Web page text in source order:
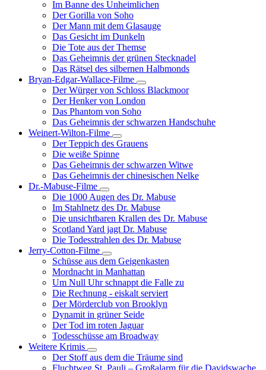
Im Banne des Unheimlichen
Der Gorilla von Soho
Der Mann mit dem Glasauge
Das Gesicht im Dunkeln
Die Tote aus der Themse
Das Geheimnis der grünen Stecknadel
Das Rätsel des silbernen Halbmonds
Bryan-Edgar-Wallace-Filme
Unternavigation
von
Bryan-
Wallace-
Der Würger von Schloss Blackmoor
Der Henker von London
Das Phantom von Soho
Das Geheimnis der schwarzen Handschuhe
Weinert-Wilton-Filme
Unternavigation
von
Weinert-
Wilton-
Filme
Der Teppich des Grauens
Die weiße Spinne
Das Geheimnis der schwarzen Witwe
Das Geheimnis der chinesischen Nelke
Dr.-Mabuse-Filme
Unternavigation
von
Dr.-
Mabuse-
Filme
Die 1000 Augen des Dr. Mabuse
Im Stahlnetz des Dr. Mabuse
Die unsichtbaren Krallen des Dr. Mabuse
Scotland Yard jagt Dr. Mabuse
Die Todesstrahlen des Dr. Mabuse
Jerry-Cotton-Filme
Unternavigation
von
Jerry-
Cotton-
Filme
Schüsse aus dem Geigenkasten
Mordnacht in Manhattan
Um Null Uhr schnappt die Falle zu
Die Rechnung - eiskalt serviert
Der Mörderclub von Brooklyn
Dynamit in grüner Seide
Der Tod im roten Jaguar
Todesschüsse am Broadway
Weitere Krimis
Unternavigation
von
Der Stoff aus dem die Träume sind
Fluchtweg St. Pauli – Großalarm für die Davidswache